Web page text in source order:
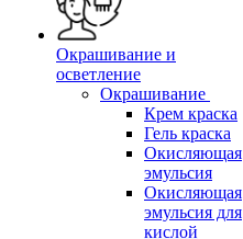
Окрашивание и
осветление
Окрашивание
Крем краска
Гель краска
Окисляющая
эмульсия
Окисляющая
эмульсия для
кислой